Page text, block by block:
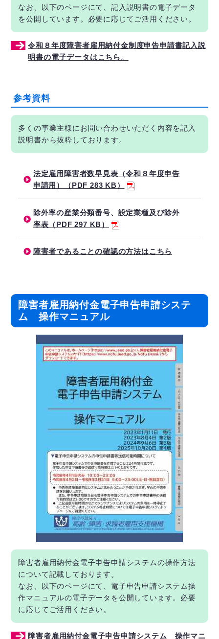
なお、以下のページにて、記入説明書の電子データ
を公開しています。必要に応じてご活用ください。
令和８年度障害者雇用納付金制度申告申請書記入説
明書の電子データはこちら。
参考資料
多くの事業主様にお問い合わせいただく内容を記入
説明書から抜粋しております。
法定雇用障害者数早見表（令和８年度申告
申請用）（PDF 283 KB）
除外率の産業分類番号、設定業種及び除外
率表（PDF 297 KB）
障害者であることの確認の方法はこちら
障害者雇用納付金電子申告申請システ
ム 操作マニュアル
障害者雇用納付金電子申告申請システムの操作方法
について記載しております。
なお、以下のページにて、電子申告申請システム操
作マニュアルの電子データを公開しています。必要
に応じてご活用ください。
障害者雇用納付金電子申告申請システム 操作マニ